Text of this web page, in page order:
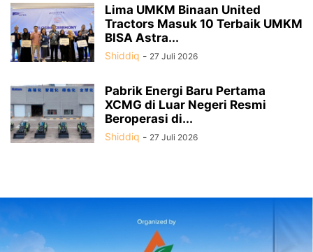
Lima UMKM Binaan United
Tractors Masuk 10 Terbaik UMKM
BISA Astra...
Shiddiq - 27 Juli 2026
Pabrik Energi Baru Pertama
XCMG di Luar Negeri Resmi
Beroperasi di...
Shiddiq - 27 Juli 2026